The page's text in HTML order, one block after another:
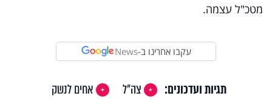
מטכ"ל עצמה.
עקבו אחרינו ב-News
תגיות ועדכונים: צה"ל
אחים לנשק